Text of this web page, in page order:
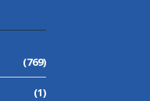
(769)
(1)